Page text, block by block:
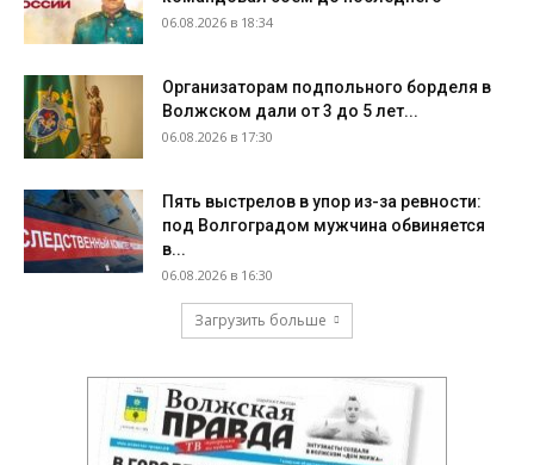
06.08.2026 в 18:34
Организаторам подпольного борделя в
Волжском дали от 3 до 5 лет...
06.08.2026 в 17:30
Пять выстрелов в упор из-за ревности:
под Волгоградом мужчина обвиняется
в...
06.08.2026 в 16:30
Загрузить больше